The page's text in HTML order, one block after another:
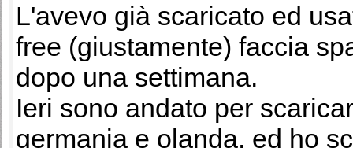
L'avevo già scaricato ed
free (giustamente) faccia
dopo una settimana.
Ieri sono andato per
germania e olanda, ed ho